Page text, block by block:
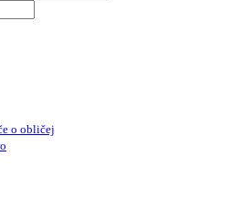
o obličej